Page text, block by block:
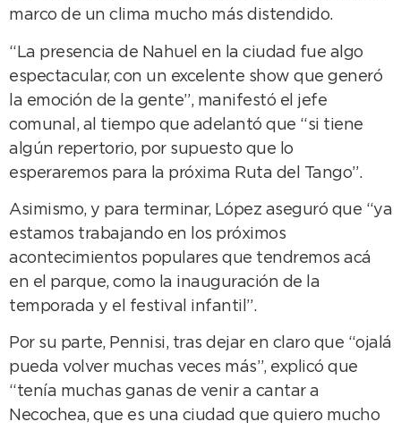
marco de un clima mucho más distendido.
“La presencia de Nahuel en la ciudad fue algo
espectacular, con un excelente show que generó
la emoción de la gente”, manifestó el jefe
comunal, al tiempo que adelantó que “si tiene
algún repertorio, por supuesto que lo
esperaremos para la próxima Ruta del Tango”.
Asimismo, y para terminar, López aseguró que “ya
estamos trabajando en los próximos
acontecimientos populares que tendremos acá
en el parque, como la inauguración de la
temporada y el festival infantil”.
Por su parte, Pennisi, tras dejar en claro que “ojalá
pueda volver muchas veces más”, explicó que
“tenía muchas ganas de venir a cantar a
Necochea, que es una ciudad que quiero mucho